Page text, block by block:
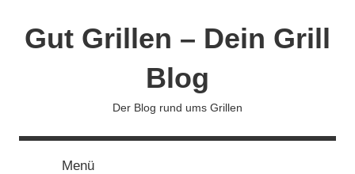
InhaltGut Grillen – Dein Grill
Blog
Der Blog rund ums Grillen
Menü